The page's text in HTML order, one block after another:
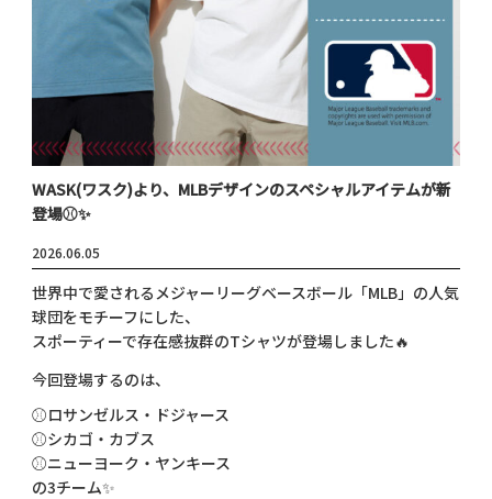
WASK(ワスク)より、MLBデザインのスペシャルアイテムが新
登場⚾✨
2026.06.05
世界中で愛されるメジャーリーグベースボール「MLB」の人気
球団をモチーフにした、
スポーティーで存在感抜群のTシャツが登場しました🔥
今回登場するのは、
⚾ロサンゼルス・ドジャース
⚾シカゴ・カブス
⚾ニューヨーク・ヤンキース
の3チーム✨